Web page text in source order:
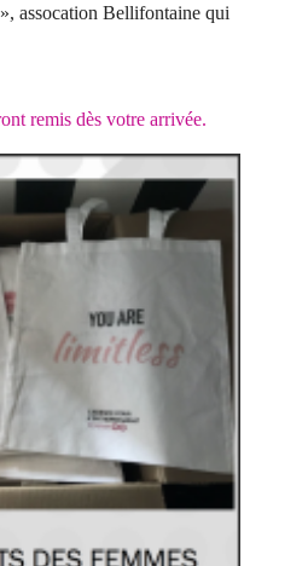
assocation Bellifontaine qui
remis dès votre arrivée.